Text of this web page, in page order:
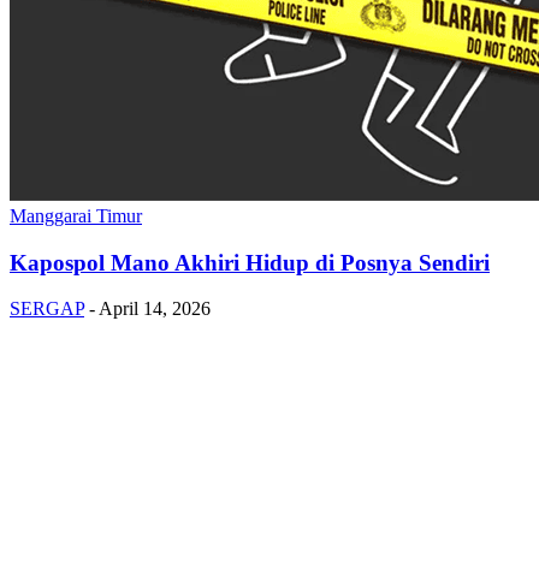
Manggarai Timur
Kapospol Mano Akhiri Hidup di Posnya Sendiri
SERGAP - April 14, 2026